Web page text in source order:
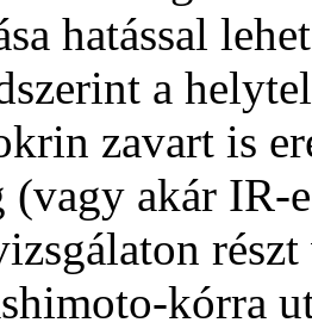
hatással
a
zavart is
(vagy akár IR-
kórra